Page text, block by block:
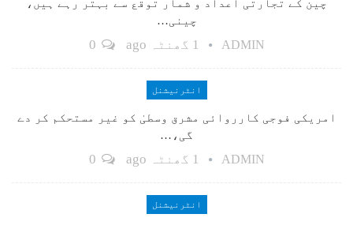
چین کے تجارتی اعداد و شمار توقع سے بہتر رہے ہیں،
چینی…
ADMIN 1 گھنٹہ ago
انٹرنیشنل
امریکی فوجی کارروائی مشرق وسطیٰ کو غیر مستحکم کر دے
گی،…
ADMIN 1 گھنٹہ ago
انٹرنیشنل